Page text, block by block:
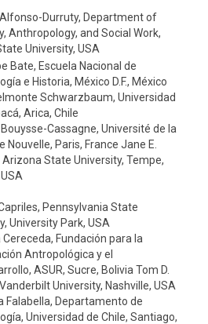
Alfonso-Durruty, Department of
Anthropology, and Social Work,
University, USA
Bate, Escuela Nacional de
e Historia, México D.F., México
Schwarzbaum, Universidad
Arica, Chile
Cassagne, Université de la
Nouvelle, Paris, France Jane E.
Arizona State University, Tempe,
Pennsylvania State
University Park, USA
Fundación para la
Antropológica y el
ASUR, Sucre, Bolivia Tom D.
University, Nashville, USA
Falabella, Departamento de
Universidad de Chile, Santiago,